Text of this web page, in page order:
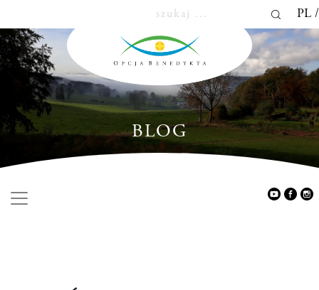
PL
BLOG